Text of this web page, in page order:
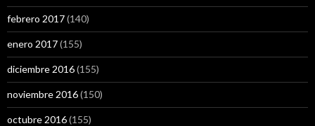
febrero 2017(140)
enero 2017(155)
diciembre 2016(155)
noviembre 2016(150)
octubre 2016(155)